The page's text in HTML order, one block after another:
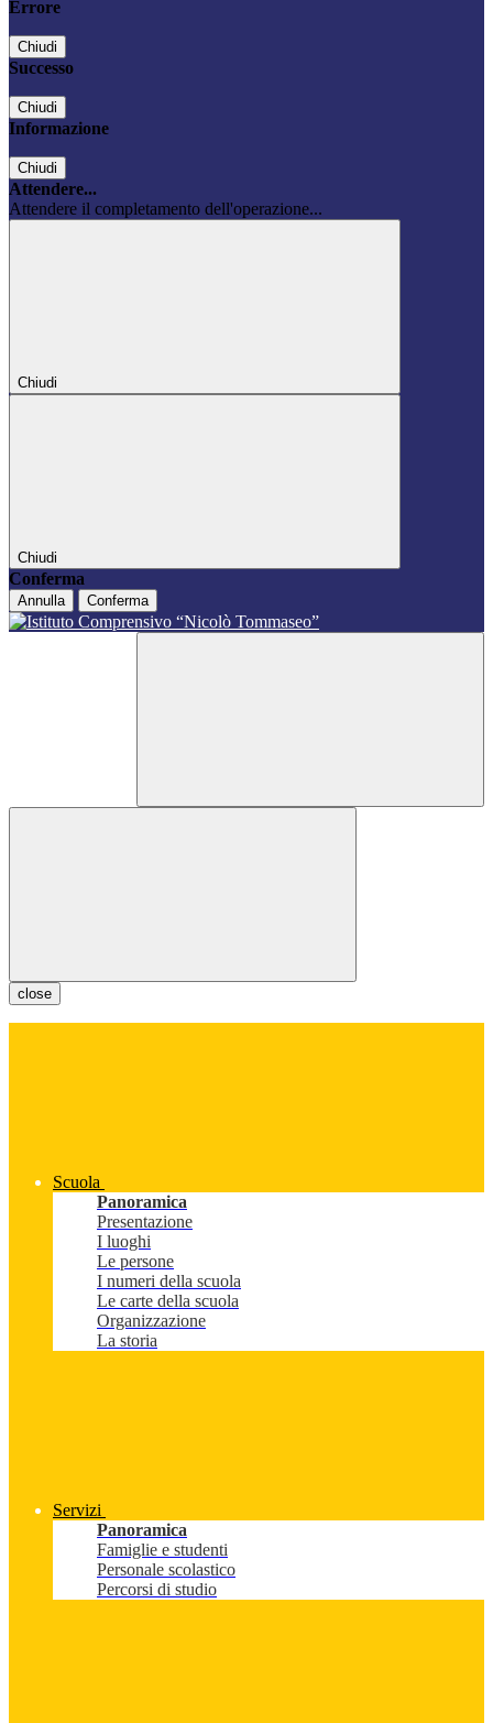
Errore
Chiudi
Successo
Chiudi
Informazione
Chiudi
Attendere...
Attendere il completamento dell'operazione...
Chiudi
Chiudi
Conferma
Annulla Conferma
close
Scuola
Panoramica
Presentazione
I luoghi
Le persone
I numeri della scuola
Le carte della scuola
Organizzazione
La storia
Servizi
Panoramica
Famiglie e studenti
Personale scolastico
Percorsi di studio